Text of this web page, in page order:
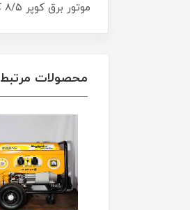
موتور برق کوپر ۸/۵ کیلووات ATS دار
محصولات مرتبط